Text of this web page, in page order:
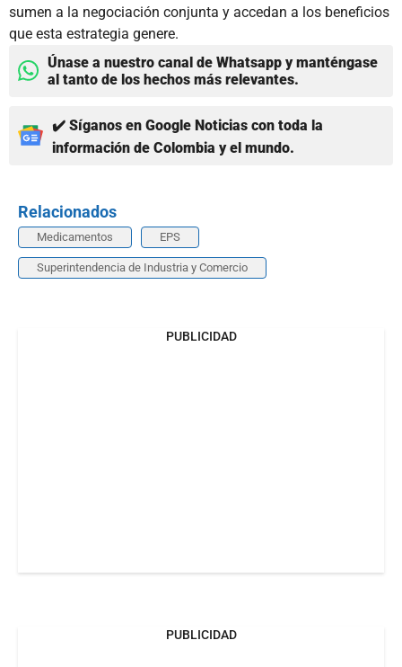
sumen a la negociación conjunta y accedan a los beneficios
que esta estrategia genere.
Únase a nuestro canal de Whatsapp y manténgase
al tanto de los hechos más relevantes.
✔️ Síganos en Google Noticias con toda la
información de Colombia y el mundo.
Relacionados
Medicamentos EPS
Superintendencia de Industria y Comercio
PUBLICIDAD
PUBLICIDAD